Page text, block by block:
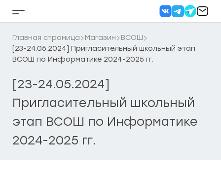
Кнопка
бокового
меню
Главная страница Магазин
ВСОШ
[23-24.05.2024] Пригласительный школьный этап
ВСОШ по Информатике 2024-2025 гг.
[23-24.05.2024]
Пригласительный школьный
этап ВСОШ по Информатике
2024-2025 гг.